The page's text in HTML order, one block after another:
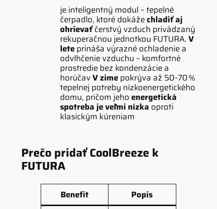
je inteligentný modul – tepelné
čerpadlo, ktoré dokážechladiť aj
ohrievaťčerstvý vzduch privádzaný
rekuperačnou jednotkou FUTURA.V
leteprináša výrazné ochladenie a
odvlhčenie vzduchu – komfortné
prostredie bez kondenzácie a
horúčavV zimepokrýva až 50–70 %
tepelnej potreby nízkoenergetického
domu, pričom jehoenergetická
spotreba je veľmi nízka oproti
klasickým kúreniam
Prečo pridať CoolBreeze k
FUTURA
Benefit Popis